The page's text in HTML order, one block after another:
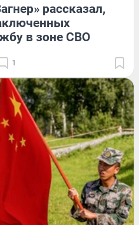
рассказал,
в зоне СВО
1